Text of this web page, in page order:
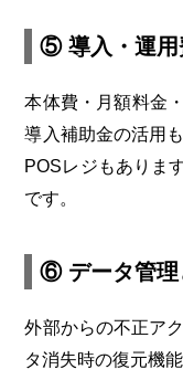
⑤ 導入・運用
本体費・月額料金
導入補助金の活用
POSレジもありま
です。
⑥ データ管理
外部からの不正ア
タ消失時の復元機